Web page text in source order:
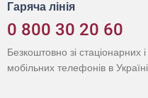
Гаряча лінія
0 800 30 20 60
Безкоштовно зі стаціонарних і
мобільних телефонів в Україні